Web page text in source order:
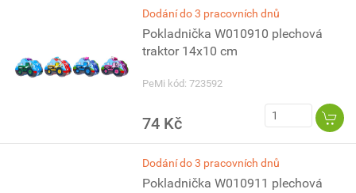
Dodání do 3 pracovních dnů
Pokladnička W010910 plechová
traktor 14x10 cm
PeMi kód: 723592
74 Kč
Dodání do 3 pracovních dnů
Pokladnička W010911 plechová